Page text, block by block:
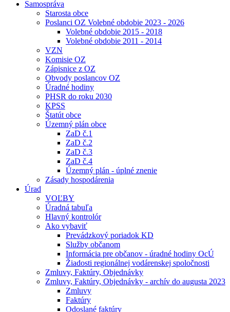
Samospráva
Starosta obce
Poslanci OZ Volebné obdobie 2023 - 2026
Volebné obdobie 2015 - 2018
Volebné obdobie 2011 - 2014
VZN
Komisie OZ
Zápisnice z OZ
Obvody poslancov OZ
Úradné hodiny
PHSR do roku 2030
KPSS
Štatút obce
Územný plán obce
ZaD č.1
ZaD č.2
ZaD č.3
ZaD č.4
Územný plán - úplné znenie
Zásady hospodárenia
Úrad
VOĽBY
Úradná tabuľa
Hlavný kontrolór
Ako vybaviť
Prevádzkový poriadok KD
Služby občanom
Informácia pre občanov - úradné hodiny OcÚ
Žiadosti regionálnej vodárenskej spoločnosti
Zmluvy, Faktúry, Objednávky
Zmluvy, Faktúry, Objednávky - archív do augusta 2023
Zmluvy
Faktúry
Odoslané faktúry